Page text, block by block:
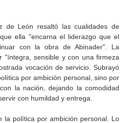
de León resaltó las cualidades de
ella "encarna el liderazgo que el
con la obra de Abinader". La
"íntegra, sensible y con una firmeza
vocación de servicio. Subrayó
por ambición personal, sino por
la nación, dejando la comodidad
con humildad y entrega.
la política por ambición personal. Lo